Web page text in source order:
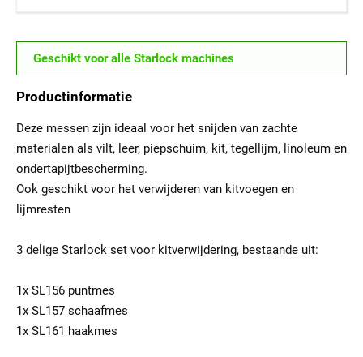
Geschikt voor alle Starlock machines
Productinformatie
Deze messen zijn ideaal voor het snijden van zachte
materialen als vilt, leer, piepschuim, kit, tegellijm, linoleum en
ondertapijtbescherming.
Ook geschikt voor het verwijderen van kitvoegen en
lijmresten
3 delige Starlock set voor kitverwijdering, bestaande uit:
1x SL156 puntmes
1x SL157 schaafmes
1x SL161 haakmes